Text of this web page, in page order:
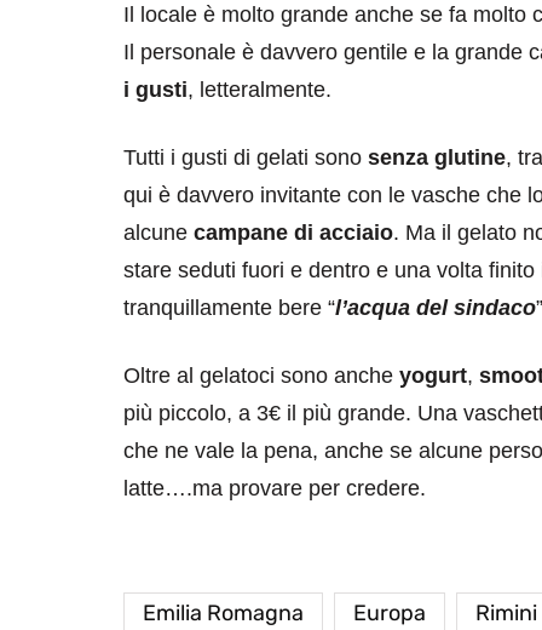
Il locale è molto grande anche se fa molto
Il personale è davvero gentile e la grande
i gusti, letteralmente.
Tutti i gusti di gelati sono senza glutine,
qui è davvero invitante con le vasche che
alcune campane di acciaio. Ma il gelato
stare seduti fuori e dentro e una volta
tranquillamente bere “l’acqua del sindaco
Oltre al gelatoci sono anche yogurt,
più piccolo, a 3€ il più grande. Una
che ne vale la pena, anche se alcune
latte….ma provare per credere.
Emilia Romagna Europa Rimini